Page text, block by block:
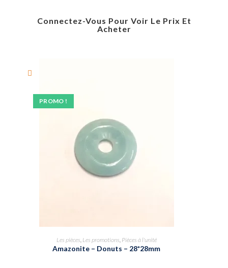
Connectez-Vous Pour Voir Le Prix Et
Acheter
PROMO !
Les pièces Les promotions Pièces à l'unité
Amazonite – Donuts – 28*28mm